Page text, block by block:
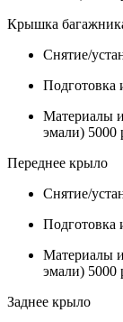
Крышка
Снятие/
Подготовка
Материалы
эмали) 5000
Переднее крыло
Снятие/
Подготовка
Материалы
эмали) 5000
Заднее крыло